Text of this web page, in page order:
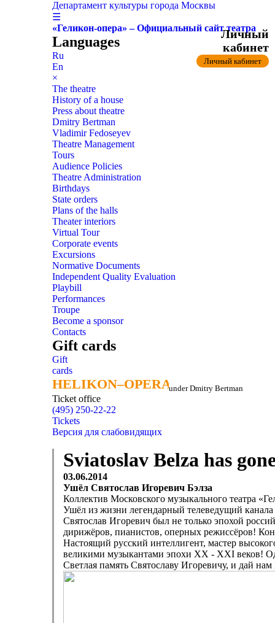
Департамент культуры города Москвы
☰
«Геликон-опера» – Официальный сайт театра
Languages
Ru
En
×
The theatre
History of a house
Press about theatre
Dmitry Bertman
Vladimir Fedoseyev
Theatre Management
Tours
Audience Policies
Theatre Administration
Birthdays
State orders
Plans of the halls
Theater interiors
Virtual Tour
Corporate events
Excursions
Normative Documents
Independent Quality Evaluation
Playbill
Performances
Troupe
Become a sponsor
Contacts
Gift cards
Gift
cards
HELIKON–OPERA
HELIKON–OPERAunder Dmitry Bertman
Ticket office
(495) 250-22-22
Личный
кабинет
Личный кабинет
Tickets
Версия для слабовидящих
Sviatoslav Belza has
03.06.2014
Ушёл Святослав Игоревич Бэлза
Коллектив Московского музыкального театра
Ушёл из жизни легендарный телеведущий
Святослав Игоревич был не только эпохой
дирижёров, пианистов, оперных режиссёров!
Настоящий русский интеллигент, мастер
великими музыкантами эпохи XX - XXI веков!
Светлая память Святославу Игоревичу, и дай